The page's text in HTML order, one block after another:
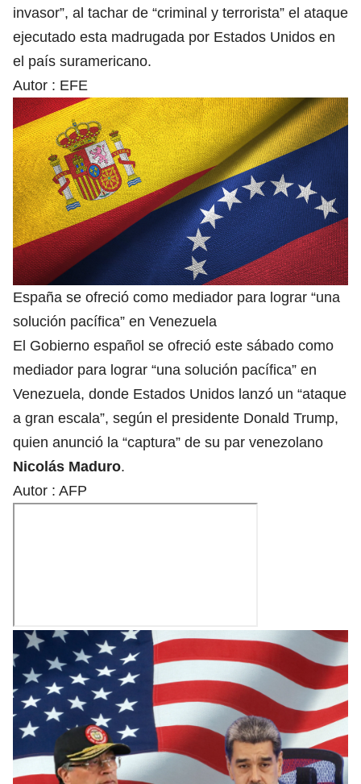
invasor”, al tachar de “criminal y terrorista” el ataque
ejecutado esta madrugada por Estados Unidos en
el país suramericano.
Autor : EFE
España se ofreció como mediador para lograr “una
solución pacífica” en Venezuela
El Gobierno español se ofreció este sábado como
mediador para lograr “una solución pacífica” en
Venezuela, donde Estados Unidos lanzó un “ataque
a gran escala”, según el presidente Donald Trump,
quien anunció la “captura” de su par venezolano
Nicolás Maduro.
Autor : AFP